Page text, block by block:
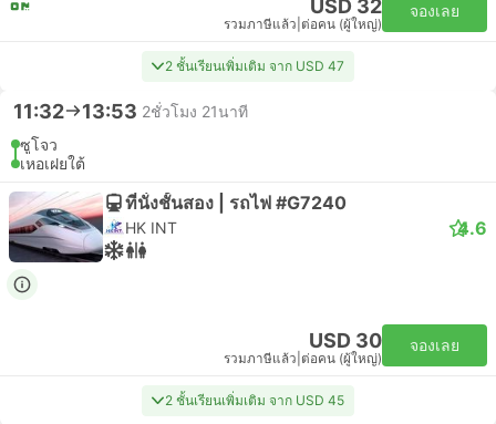
USD 32
รวมภาษีแล้ว ต่อคน (ผู้ใหญ่)
จองเลย
2 ชั้นเรียนเพิ่มเติม จาก USD 47
11:32 13:53 2ชั่วโมง 21นาที
ซูโจว
เหอเฝยใต้
ที่นั่งชั้นสอง | รถไฟ #G7240
HK INT 4.6
USD 30
รวมภาษีแล้ว ต่อคน (ผู้ใหญ่)
จองเลย
2 ชั้นเรียนเพิ่มเติม จาก USD 45